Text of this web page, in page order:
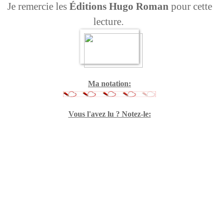
Je remercie les Éditions Hugo Roman pour cette
lecture.
Ma notation:
Vous l'avez lu ? Notez-le: